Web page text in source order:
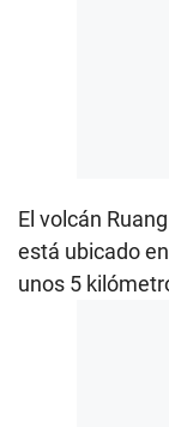
El volcán
está ubicado
unos 5